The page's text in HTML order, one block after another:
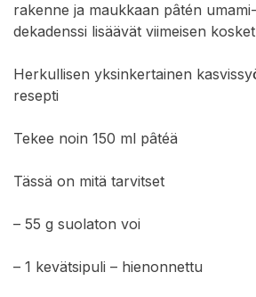
rakenne ja maukkaan pâtén
dekadenssi lisäävät viimeisen
Herkullisen yksinkertainen
resepti
Tekee noin 150 ml pâtéä
Tässä on mitä tarvitset
– 55 g suolaton voi
– 1 kevätsipuli – hienonnettu